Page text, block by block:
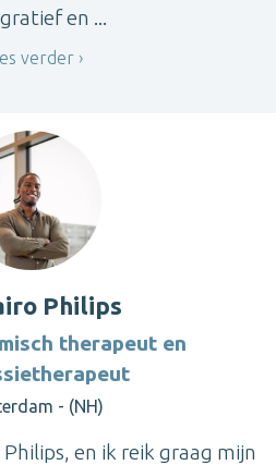
en ...
verder
Philips
therapeut en
- (NH)
en ik reik graag mijn